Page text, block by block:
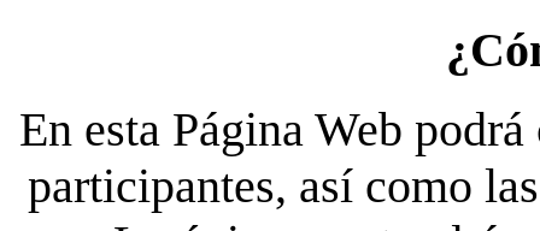
En esta Página Web
participantes, así como